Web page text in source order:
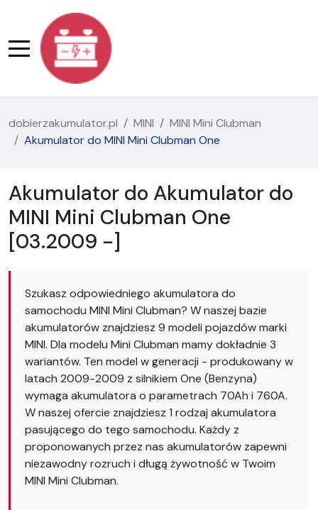
dobierzakumulator.pl MINI
MINI Mini Clubman
Akumulator do MINI Mini Clubman One
Akumulator do Akumulator do
MINI Mini Clubman One
[03.2009 -]
Szukasz odpowiedniego akumulatora do
samochodu MINI Mini Clubman? W naszej bazie
akumulatorów znajdziesz 9 modeli pojazdów marki
MINI. Dla modelu Mini Clubman mamy dokładnie 3
wariantów. Ten model w generacji - produkowany w
latach 2009-2009 z silnikiem One (Benzyna)
wymaga akumulatora o parametrach 70Ah i 760A.
W naszej ofercie znajdziesz 1 rodzaj akumulatora
pasującego do tego samochodu. Każdy z
proponowanych przez nas akumulatorów zapewni
niezawodny rozruch i długą żywotność w Twoim
MINI Mini Clubman.